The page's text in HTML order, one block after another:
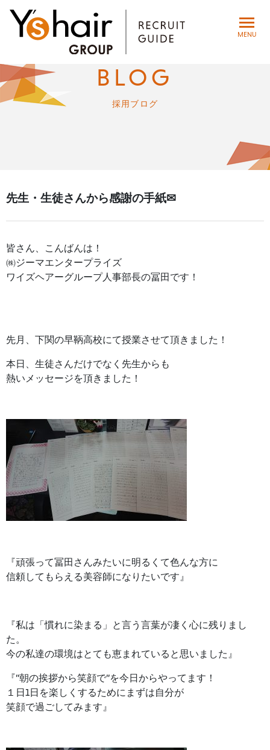
toggle
MENU
BLOG
採用ブログ
先生・生徒さんから感謝の手紙✉
皆さん、こんばんは！
㈱ジーマエンタープライズ
ワイズヘアーグループ人事部長の冨田です！
先月、下関の早鞆高校にて授業させて頂きました！
本日、生徒さんだけでなく先生からも
熱いメッセージを頂きました！
『頑張って冨田さんみたいに明るくて色んな方に
信頼してもらえる美容師になりたいです』
『私は「慣れに染まる」と言う言葉が凄く心に残りまし
た。
今の私達の環境はとても恵まれていると思いました』
『”朝の挨拶から笑顔で”を今日からやってます！
１日1日を楽しくするためにまずは自分が
笑顔で過ごしてみます』